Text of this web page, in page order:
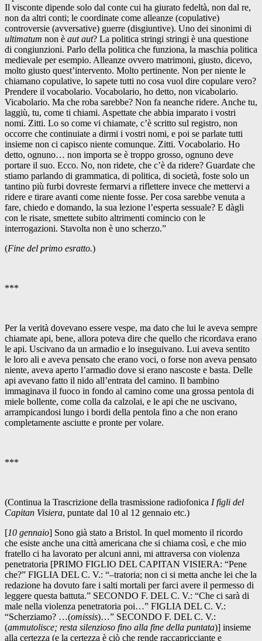
Il visconte dipende solo dal conte cui ha giurato fedeltà, non dal re,
non da altri conti; le coordinate come alleanze (copulative)
controversie (avversative) guerre (disgiuntive). Uno dei sinonimi di
ultimatum non è aut aut? La politica stringi stringi è una questione
di congiunzioni. Parlo della politica che funziona, la maschia politica
medievale per esempio. Alleanze ovvero matrimoni, giusto, dicevo,
molto giusto quest’intervento. Molto pertinente. Non per niente le
chiamano copulative, lo sapete tutti no cosa vuol dire copulare vero?
Prendere il vocabolario. Vocabolario, ho detto, non vicabolario.
Vicabolario. Ma che roba sarebbe? Non fa neanche ridere. Anche tu,
laggiù, tu, come ti chiami. Aspettate che abbia imparato i vostri
nomi. Zitti. Lo so come vi chiamate, c’è scritto sul registro, non
occorre che continuiate a dirmi i vostri nomi, e poi se parlate tutti
insieme non ci capisco niente comunque. Zitti. Vocabolario. Ho
detto, ognuno… non importa se è troppo grosso, ognuno deve
portare il suo. Ecco. No, non ridete, che c’è da ridere? Guardate che
stiamo parlando di grammatica, di politica, di società, foste solo un
tantino più furbi dovreste fermarvi a riflettere invece che mettervi a
ridere e tirare avanti come niente fosse. Per cosa sarebbe venuta a
fare, chiedo e domando, la sua lezione l’esperta sessuale? E dàgli
con le risate, smettete subito altrimenti comincio con le
interrogazioni. Stavolta non è uno scherzo.”
(Fine del primo esratto.)
***
Per la verità dovevano essere vespe, ma dato che lui le aveva sempre
chiamate api, bene, allora poteva dire che quello che ricordava erano
le api. Uscivano da un armadio e lo inseguivano. Lui aveva sentito
le loro ali e aveva pensato che erano voci, o forse non aveva pensato
niente, aveva aperto l’armadio dove si erano nascoste e basta. Delle
api avevano fatto il nido all’entrata del camino. Il bambino
immaginava il fuoco in fondo al camino come una grossa pentola di
miele bollente, come colla da calzolai, e le api che ne uscivano,
arrampicandosi lungo i bordi della pentola fino a che non erano
completamente asciutte e pronte per volare.
***
(Continua la Trascrizione della trasmissione radiofonica I figli del
Capitan Visiera, puntate dal 10 al 12 gennaio etc.)
[10 gennaio] Sono già stato a Bristol. In quel momento il ricordo
che esiste anche una città americana che si chiama così, e che mio
fratello ci ha lavorato per alcuni anni, mi attraversa con violenza
penetratoria [PRIMO FIGLIO DEL CAPITAN VISIERA: “Pene
che?” FIGLIA DEL C. V.: “–tratoria; non ci si metta anche lei che la
redazione ha dovuto fare i salti mortali per farci avere il permesso di
leggere questa battuta.” SECONDO F. DEL C. V.: “Che ci sarà di
male nella violenza penetratoria poi…” FIGLIA DEL C. V.:
“Scherziamo? …(omissis)…” SECONDO F. DEL C. V.:
(ammutolisce; resta silenzioso fino alla fine della puntata)] insieme
alla certezza (e la certezza è ciò che rende raccapricciante e